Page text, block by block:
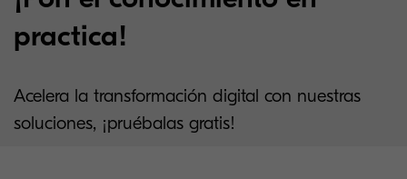
practica!
Acelera la transformación digital con nuestras
soluciones, ¡pruébalas gratis!